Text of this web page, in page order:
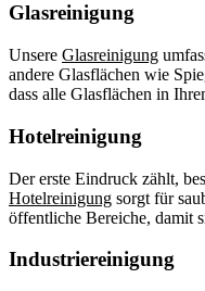
Glasreinigung
Unsere Glasreinigung
andere Glasflächen wie
dass alle Glasflächen in
Hotelreinigung
Der erste Eindruck zählt,
Hotelreinigung sorgt für
öffentliche Bereiche, damit
Industriereinigung